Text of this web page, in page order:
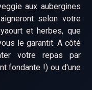
aux aubergines
selon votre
et herbes, que
le garantit. A côté
votre repas par
fondante !) ou d'une